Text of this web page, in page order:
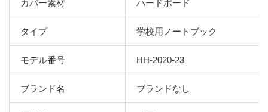
カバー素材 ハードボード
タイプ 学校用ノートブック
モデル番号 HH-2020-23
ブランド名 ブランドなし